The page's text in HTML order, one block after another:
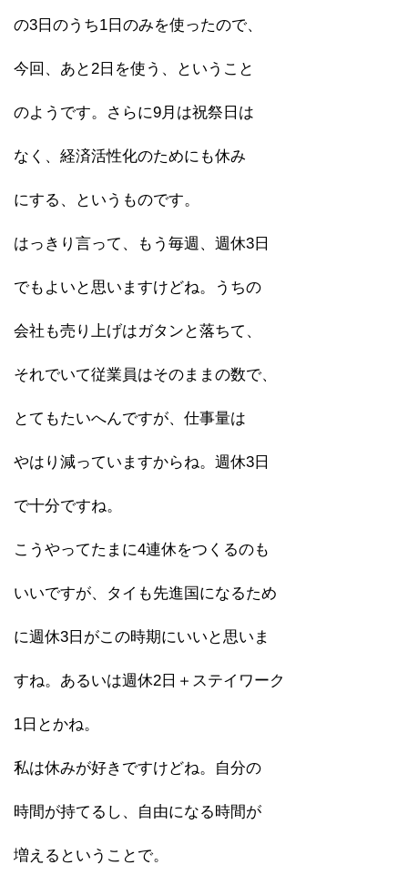
の3日のうち1日のみを使ったので、
今回、あと2日を使う、ということ
のようです。さらに9月は祝祭日は
なく、経済活性化のためにも休み
にする、というものです。
はっきり言って、もう毎週、週休3日
でもよいと思いますけどね。うちの
会社も売り上げはガタンと落ちて、
それでいて従業員はそのままの数で、
とてもたいへんですが、仕事量は
やはり減っていますからね。週休3日
で十分ですね。
こうやってたまに4連休をつくるのも
いいですが、タイも先進国になるため
に週休3日がこの時期にいいと思いま
すね。あるいは週休2日＋ステイワーク
1日とかね。
私は休みが好きですけどね。自分の
時間が持てるし、自由になる時間が
増えるということで。